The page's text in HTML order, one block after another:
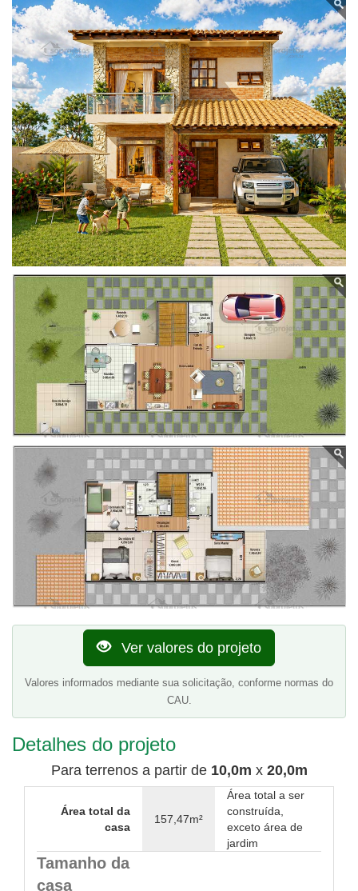
Ver valores do projeto
Valores informados mediante sua solicitação, conforme normas do
CAU.
Detalhes do projeto
Para terrenos a partir de 10,0m x 20,0m
Área total da
casa
157,47m²
Área total a ser
construída,
exceto área de
jardim
Tamanho da
casa